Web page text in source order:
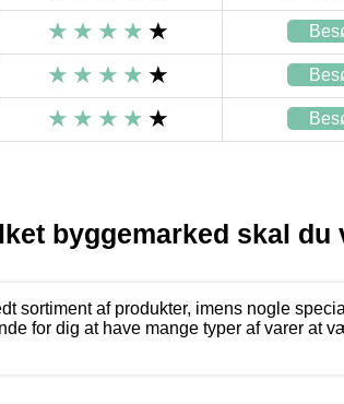
byggemarked skal du
sortiment af produkter, imens nogle
for dig at have mange typer af varer at